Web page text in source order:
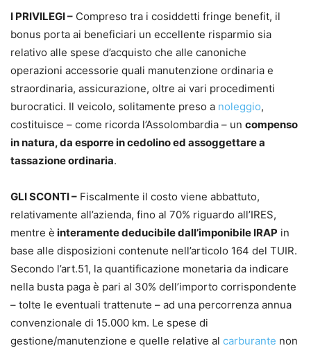
I PRIVILEGI – Compreso tra i cosiddetti fringe benefit, il
bonus porta ai beneficiari un eccellente risparmio sia
relativo alle spese d’acquisto che alle canoniche
operazioni accessorie quali manutenzione ordinaria e
straordinaria, assicurazione, oltre ai vari procedimenti
burocratici. Il veicolo, solitamente preso a noleggio,
costituisce – come ricorda l’Assolombardia – un compenso
in natura, da esporre in cedolino ed assoggettare a
tassazione ordinaria.
GLI SCONTI – Fiscalmente il costo viene abbattuto,
relativamente all’azienda, fino al 70% riguardo all’IRES,
mentre è interamente deducibile dall’imponibile IRAP in
base alle disposizioni contenute nell’articolo 164 del TUIR.
Secondo l’art.51, la quantificazione monetaria da indicare
nella busta paga è pari al 30% dell’importo corrispondente
– tolte le eventuali trattenute – ad una percorrenza annua
convenzionale di 15.000 km. Le spese di
gestione/manutenzione e quelle relative al carburante non